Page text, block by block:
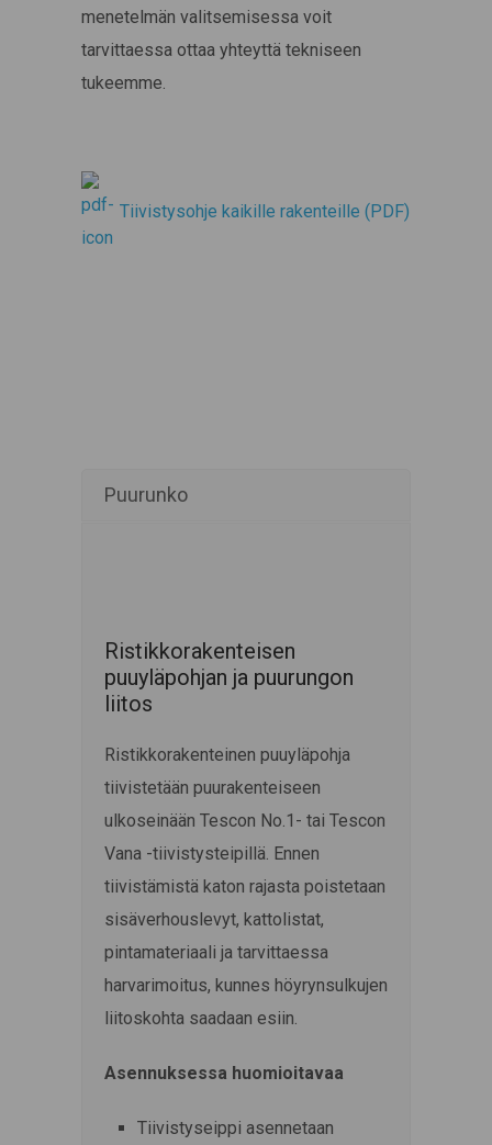
menetelmän valitsemisessa voit
tarvittaessa ottaa yhteyttä tekniseen
tukeemme.
Tiivistysohje kaikille rakenteille (PDF)
Puurunko
Ristikkorakenteisen
puuyläpohjan ja puurungon
liitos
Ristikkorakenteinen puuyläpohja
tiivistetään puurakenteiseen
ulkoseinään Tescon No.1- tai Tescon
Vana -tiivistysteipillä. Ennen
tiivistämistä katon rajasta poistetaan
sisäverhouslevyt, kattolistat,
pintamateriaali ja tarvittaessa
harvarimoitus, kunnes höyrynsulkujen
liitoskohta saadaan esiin.
Asennuksessa huomioitavaa
Tiivistyseippi asennetaan